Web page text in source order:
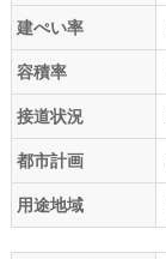
建ぺい率
容積率
接道状況
都市計画
用途地域